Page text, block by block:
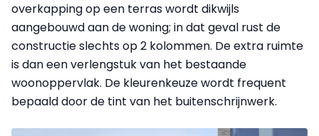
overkapping op een terras wordt dikwijls
aangebouwd aan de woning; in dat geval rust de
constructie slechts op 2 kolommen. De extra ruimte
is dan een verlengstuk van het bestaande
woonoppervlak. De kleurenkeuze wordt frequent
bepaald door de tint van het buitenschrijnwerk.